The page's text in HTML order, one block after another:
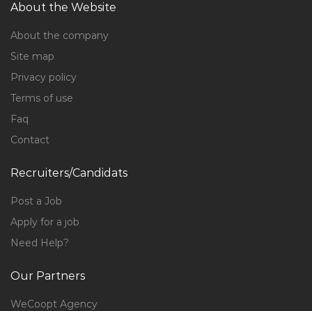
About the Website
About the company
Site map
Privacy policy
Terms of use
Faq
Contact
Recruiters/Candidats
Post a Job
Apply for a job
Need Help?
Our Partners
WeCoopt Agency